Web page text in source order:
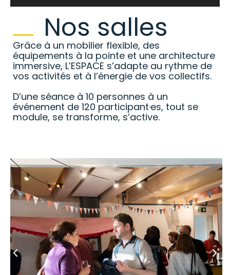
Nos salles
Grâce à un mobilier flexible, des
équipements à la pointe et une architecture
immersive, L’ESPACE s’adapte au rythme de
vos activités et à l’énergie de vos collectifs.
D’une séance à 10 personnes à un
événement de 120 participant·es, tout se
module, se transforme, s’active.